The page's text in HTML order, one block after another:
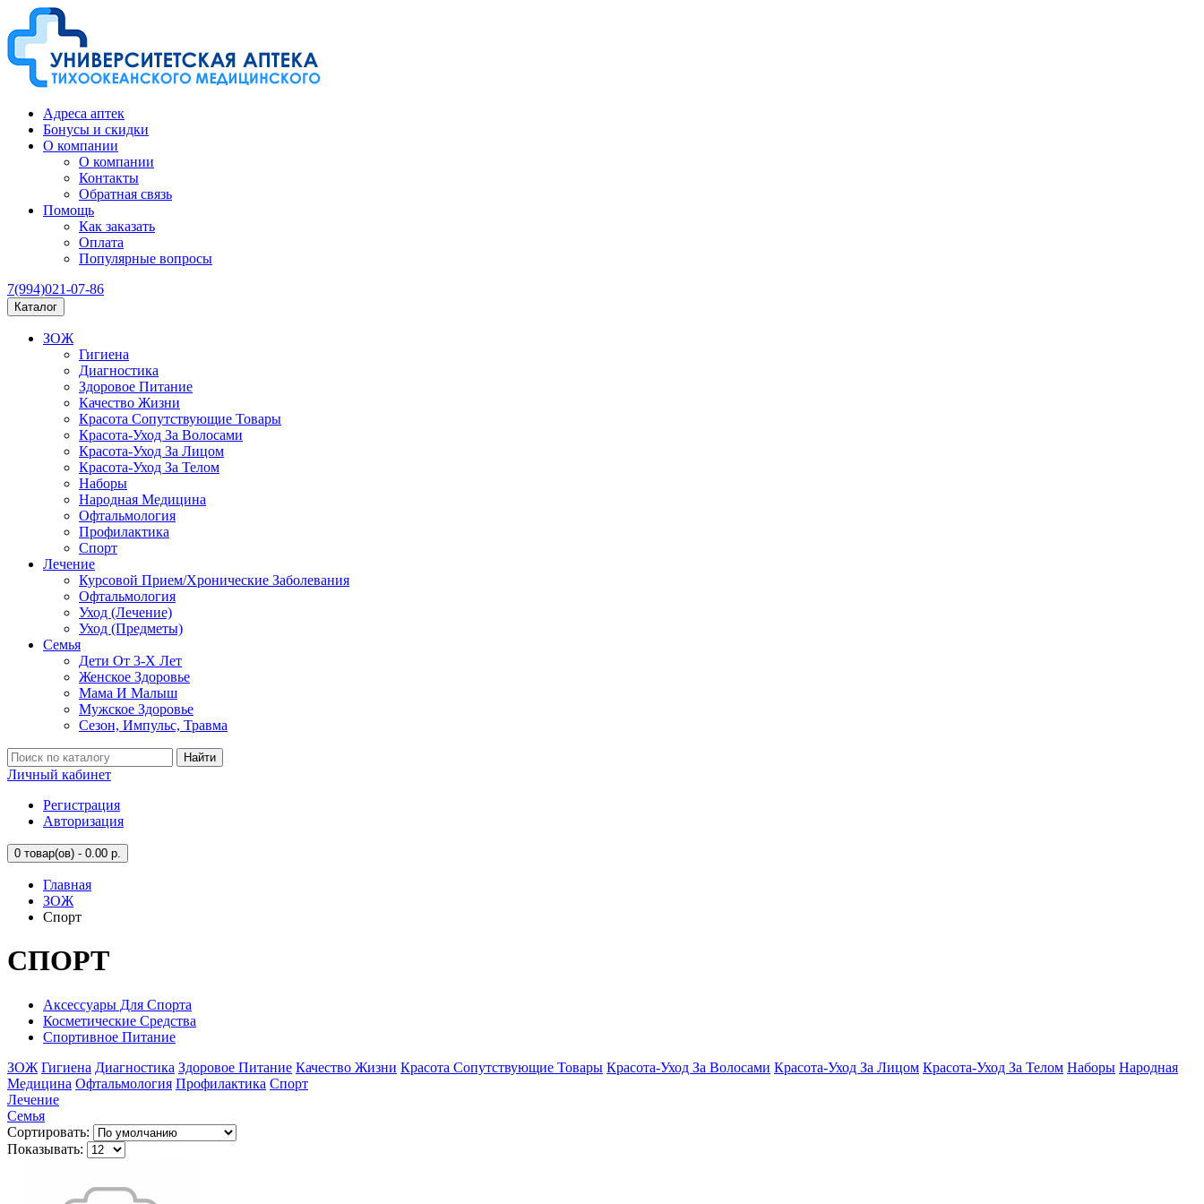
Адреса аптек
Бонусы и скидки
О компании
О компании
Контакты
Обратная связь
Помощь
Как заказать
Оплата
Популярные вопросы
7(994)021-07-86
Каталог
ЗОЖ
Гигиена
Диагностика
Здоровое Питание
Качество Жизни
Красота Сопутствующие Товары
Красота-Уход За Волосами
Красота-Уход За Лицом
Красота-Уход За Телом
Наборы
Народная Медицина
Офтальмология
Профилактика
Спорт
Лечение
Курсовой Прием/Хронические Заболевания
Офтальмология
Уход (Лечение)
Уход (Предметы)
Семья
Дети От 3-Х Лет
Женское Здоровье
Мама И Малыш
Мужское Здоровье
Сезон, Импульс, Травма
Найти
Личный кабинет
Регистрация
Авторизация
0 товар(ов) - 0.00 р.
Главная
ЗОЖ
Спорт
СПОРТ
Аксессуары Для Спорта
Косметические Средства
Спортивное Питание
ЗОЖ Гигиена Диагностика Здоровое Питание Качество Жизни Красота Сопутствующие Товары Красота-Уход За Волосами Красота-Уход За Лицом Красота-Уход За Телом Наборы Народная
Медицина Офтальмология Профилактика Спорт
Лечение
Семья
Сортировать:
Показывать: